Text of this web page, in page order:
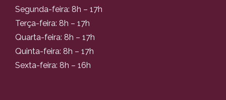
Segunda-feira: 8h – 17h
Terça-feira: 8h – 17h
Quarta-feira: 8h – 17h
Quinta-feira: 8h – 17h
Sexta-feira: 8h – 16h